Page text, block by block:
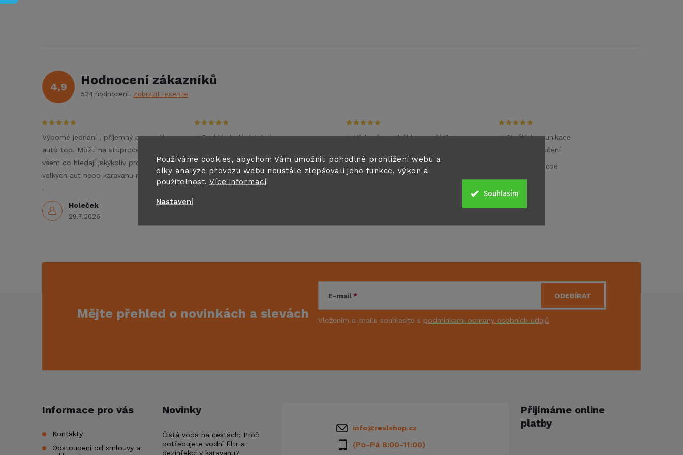
Používáme cookies, abychom Vám umožnili pohodlné prohlížení webu a
díky analýze provozu webu neustále zlepšovali jeho funkce, výkon a
použitelnost. Více informací
Nastavení
Souhlasím
4,9 Hodnocení zákazníků
524 hodnocení Zobrazit recenze
Holeček
29.7.2026
Výborné jednání , příjemný personál ,
auto top. Můžu na stoprocent doporučit
všem co hledají jakýkoliv pronájem
velkých aut nebo karavanu na dovolenou
.
30.6.2026
+ Rychlé dodání,dobré ceny
Doporučuji
28.6.2026
+ Vždy vše proběhlo v pořádku.
26.6.2026
+ Skvělá komunikace
+ Rychlé doručení
Mějte přehled o novinkách a slevách
E-mail
Vložením e-mailu souhlasíte s podmínkami ochrany osobních údajů
ODEBÍRAT
Informace pro vás
Kontakty
Odstoupení od smlouvy a
Novinky
Čistá voda na cestách: Proč
potřebujete vodní filtr a
dezinfekci v karavanu?
info@reslshop.cz
(Po-Pá 8:00-11:00)
Přijímáme online
platby